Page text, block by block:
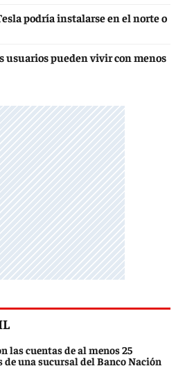
podría instalarse en el norte o
usuarios pueden vivir con menos
las cuentas de al menos 25
de una sucursal del Banco Nación